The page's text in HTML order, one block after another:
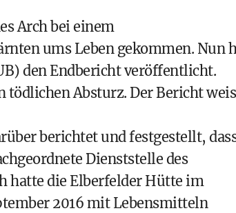
Arch bei einem
ums Leben gekommen. Nun
den Endbericht veröffentlicht.
tödlichen Absturz. Der Bericht
berichtet und festgestellt,
Dienststelle des
hatte die Elberfelder Hütte im
2016 mit Lebensmitteln